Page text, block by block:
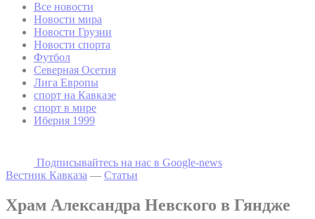
Все новости
Новости мира
Новости Грузии
Новости спорта
Футбол
Северная Осетия
Лига Европы
спорт на Кавказе
спорт в мире
Иберия 1999
Подписывайтесь на наc в Google-news
Вестник Кавказа — Статьи
Храм Александра Невского в Гяндже